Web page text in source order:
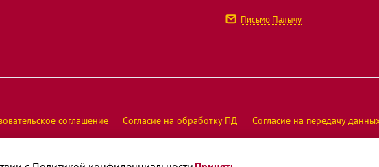
Письмо Палычу
соглашение Согласие на обработку ПД Согласие на передачу
Оператор интернет-магазина ООО